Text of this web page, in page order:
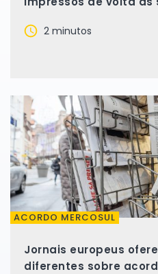
2 minutos
ACORDO MERCOSUL
Jornais europeus
diferentes sobre